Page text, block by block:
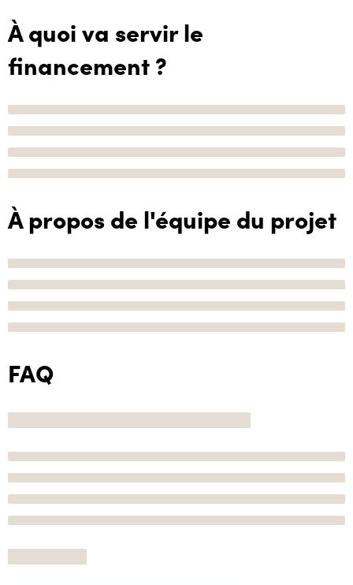
À quoi va servir le
financement ?
À propos de l'équipe du projet
FAQ